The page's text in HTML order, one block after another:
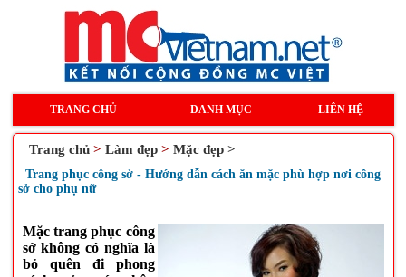
TRANG CHỦ DANH MỤC LIÊN HỆ
Trang chủ > Làm đẹp> Mặc đẹp >
Trang phục công sở - Hướng dẫn cách ăn mặc phù hợp nơi công
sở cho phụ nữ
Mặc trang phục công
sở không có nghĩa là
bỏ quên đi phong